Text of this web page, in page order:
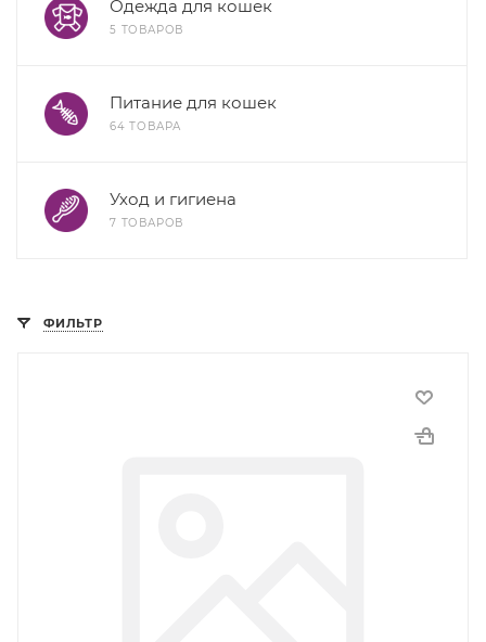
Одежда для кошек
5 ТОВАРОВ
Питание для кошек
64 ТОВАРА
Уход и гигиена
7 ТОВАРОВ
ФИЛЬТР